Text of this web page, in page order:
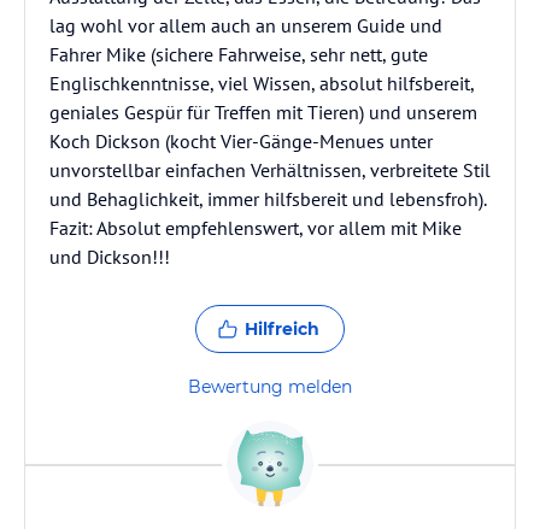
lag wohl vor allem auch an unserem Guide und
Fahrer Mike (sichere Fahrweise, sehr nett, gute
Englischkenntnisse, viel Wissen, absolut hilfsbereit,
geniales Gespür für Treffen mit Tieren) und unserem
Koch Dickson (kocht Vier-Gänge-Menues unter
unvorstellbar einfachen Verhältnissen, verbreitete Stil
und Behaglichkeit, immer hilfsbereit und lebensfroh).
Fazit: Absolut empfehlenswert, vor allem mit Mike
und Dickson!!!
Hilfreich
Bewertung melden